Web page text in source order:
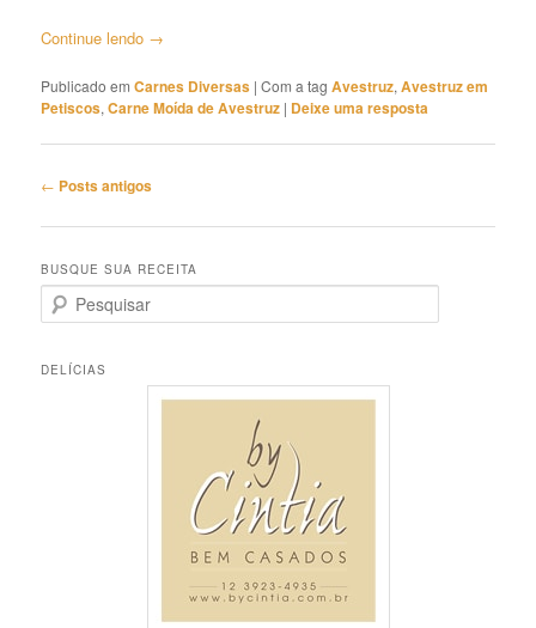
Continue lendo →
Publicado em Carnes Diversas |Com a tagAvestruz,Avestruz em
Petiscos,Carne Moída de Avestruz | Deixe uma resposta
Navegação
posts
← Posts antigos
BUSQUE SUA RECEITA
e
q
DELÍCIAS